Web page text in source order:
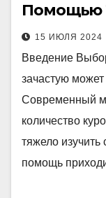
Помощью
15 ИЮЛЯ 2024
Введение
зачастую
Современный
количество
тяжело изучить
помощь